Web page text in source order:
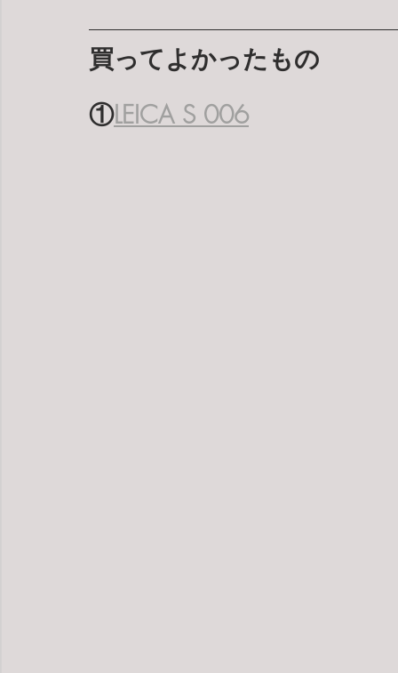
買ってよかったもの
①LEICA S 006